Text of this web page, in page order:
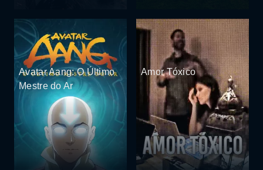
Avatar Aang: O Último
Mestre do Ar
Amor Tóxico